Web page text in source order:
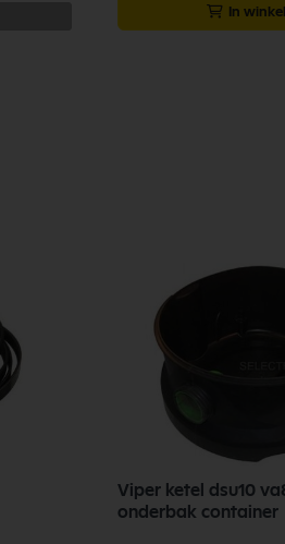
In
Viper ketel dsu10
onderbak container